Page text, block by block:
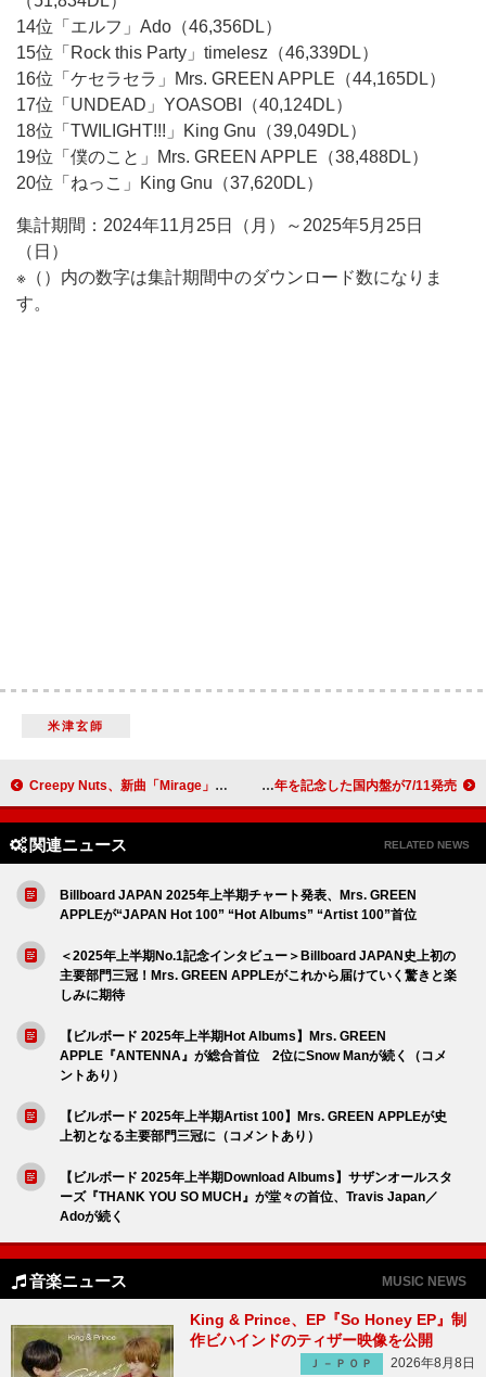
14位「エルフ」Ado（46,356DL）
15位「Rock this Party」timelesz（46,339DL）
16位「ケセラセラ」Mrs. GREEN APPLE（44,165DL）
17位「UNDEAD」YOASOBI（40,124DL）
18位「TWILIGHT!!!」King Gnu（39,049DL）
19位「僕のこと」Mrs. GREEN APPLE（38,488DL）
20位「ねっこ」King Gnu（37,620DL）
集計期間：2024年11月25日（月）～2025年5月25日
（日）
※（）内の数字は集計期間中のダウンロード数になりま
す。
米津玄師
Creepy Nuts、新曲「Mirage」がTVアニメ『よふかしのうた Season2』OPテーマに決定（R-指定コメントあり） バックストリート・ボーイズ、『ミレニアム』発売25周年を記念した国内盤が7/11発売
関連ニュース RELATED NEWS
Billboard JAPAN 2025年上半期チャート発表、Mrs. GREEN
APPLEが“JAPAN Hot 100” “Hot Albums” “Artist 100”首位
＜2025年上半期No.1記念インタビュー＞Billboard JAPAN史上初の
主要部門三冠！Mrs. GREEN APPLEがこれから届けていく驚きと楽
しみに期待
【ビルボード 2025年上半期Hot Albums】Mrs. GREEN
APPLE『ANTENNA』が総合首位 2位にSnow Manが続く（コメ
ントあり）
【ビルボード 2025年上半期Artist 100】Mrs. GREEN APPLEが史
上初となる主要部門三冠に（コメントあり）
【ビルボード 2025年上半期Download Albums】サザンオールスタ
ーズ『THANK YOU SO MUCH』が堂々の首位、Travis Japan／
Adoが続く
音楽ニュース MUSIC NEWS
King & Prince、EP『So Honey EP』制
作ビハインドのティザー映像を公開
Ｊ－ＰＯＰ
2026年8月8日